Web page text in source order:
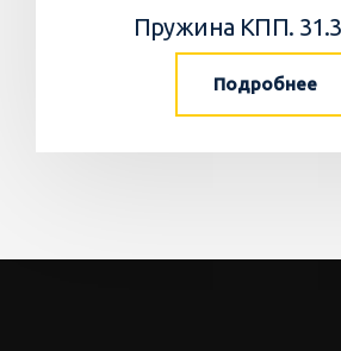
Пружина КПП.
Подробнее